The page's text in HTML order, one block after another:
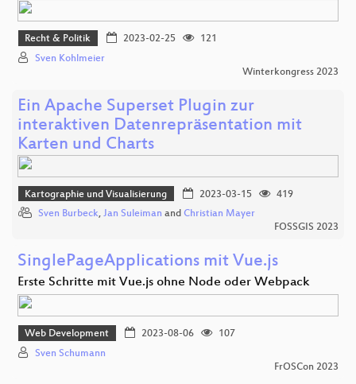
Recht & Politik 2023-02-25
121
Sven Kohlmeier
Winterkongress 2023
Ein Apache Superset Plugin zur
interaktiven Datenrepräsentation mit
Karten und Charts
Kartographie und Visualisierung 2023-03-15
419
Sven Burbeck, Jan Suleiman and Christian Mayer
FOSSGIS 2023
SinglePageApplications mit Vue.js
Erste Schritte mit Vue.js ohne Node oder Webpack
Web Development 2023-08-06
107
Sven Schumann
FrOSCon 2023